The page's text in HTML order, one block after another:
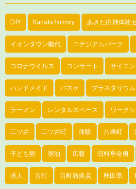
DIY Kanata factory あきた白神体験
イオンタウン能代 エナジアムパーク
コロナウイルス コンサート サイエ
ハンドメイド バスケ プラネタリウム
ラーメン レンタルスペース ワーク
二ツ井 二ツ井町 体験 八峰町
子ども館 宿泊 広報 旧料亭金勇
求人 畠町 畠町新拠点 秋田県